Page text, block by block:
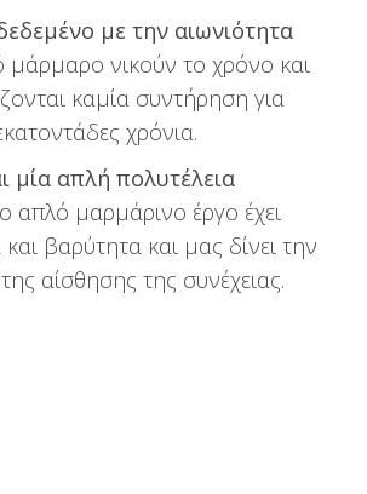
με την αιωνιότητα
μάρμαρο νικούν το χρόνο και
καμία συντήρηση για
χρόνια.
μία απλή πολυτέλεια
απλό μαρμάρινο έργο έχει
βαρύτητα και μας δίνει την
αίσθησης της συνέχειας.